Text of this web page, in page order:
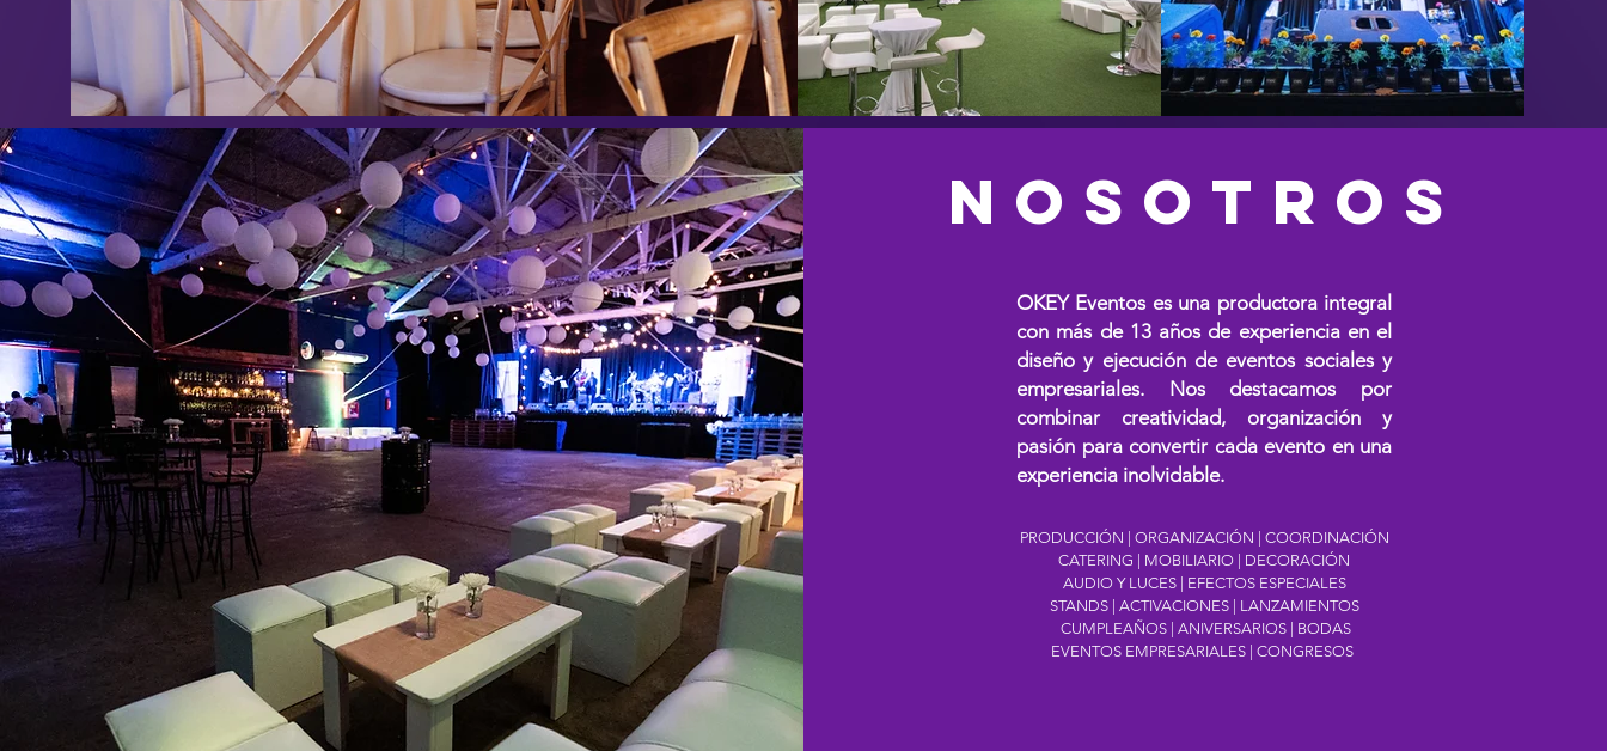
NOSOTROS
OKEY Eventos es una productora integral
con más de 13 años de experiencia en el
diseño y ejecución de eventos sociales y
empresariales. Nos destacamos por
combinar creatividad, organización y
pasión para convertir cada evento en una
experiencia inolvidable.
PRODUCCIÓN | ORGANIZACIÓN | COORDINACIÓN
CATERING | MOBILIARIO | DECORACIÓN
AUDIO Y LUCES | EFECTOS ESPECIALES
STANDS | ACTIVACIONES | LANZAMIENTOS
CUMPLEAÑOS | ANIVERSARIOS | BODAS
EVENTOS EMPRESARIALES | CONGRESOS